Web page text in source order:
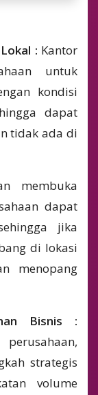
: Kantor
untuk
kondisi
dapat
tidak ada di
membuka
dapat
jika
di lokasi
menopang
Bisnis :
strategis
volume